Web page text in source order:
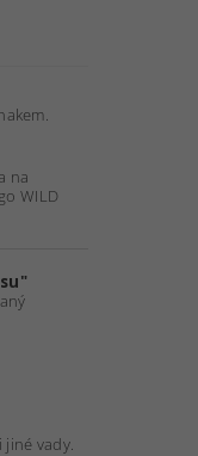
na
WILD
vady.